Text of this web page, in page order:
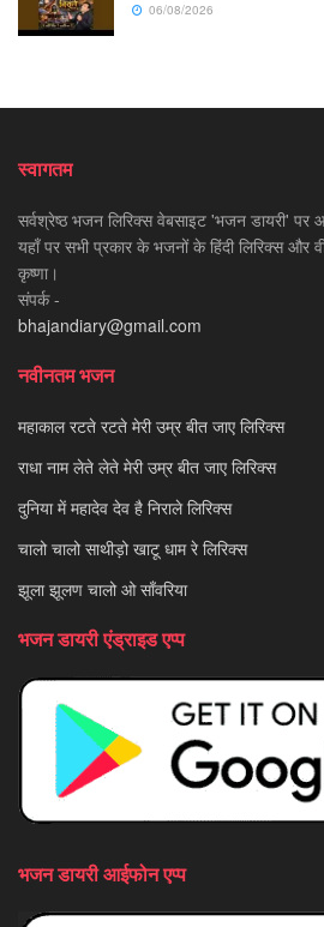
06/08/2026
स्वागतम
सर्वश्रेष्ठ भजन लिरिक्स वेबसाइट 'भजन डायरी' पर
यहाँ पर सभी प्रकार के भजनों के हिंदी लिरिक्स
कृष्णा।
संपर्क -
bhajandiary@gmail.com
नवीनतम भजन
महाकाल रटते रटते मेरी उम्र बीत जाए लिरिक्स
राधा नाम लेते लेते मेरी उम्र बीत जाए लिरिक्स
दुनिया में महादेव देव है निराले लिरिक्स
चालो चालो साथीड़ो खाटू धाम रे लिरिक्स
झूला झूलण चालो ओ साँवरिया
भजन डायरी एंड्राइड एप्प
भजन डायरी आईफोन एप्प